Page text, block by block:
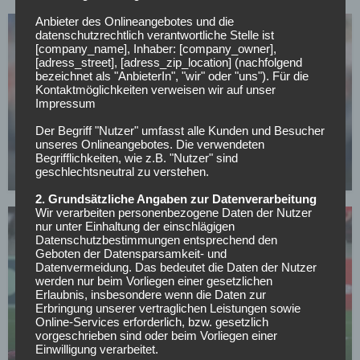
BUNDESLIGA
Courtois begrüßt Van Bommel als neuen Belgien-
Coach
27.07.2026
BUNDESLIGA
Champions-League-Quali: Dinamo Zagreb rettet
Remis, Crvena Zvezda und Sturm Graz mit Gala-
Auftritten
Anbieter des Onlineangebotes und die
datenschutzrechtlich verantwortliche Stelle ist
[company_name], Inhaber: [company_owner],
[adress_street], [adress_zip_location] (nachfolgend
bezeichnet als "AnbieterIn", "wir" oder "uns"). Für die
Kontaktmöglichkeiten verweisen wir auf unser
Impressum
Der Begriff "Nutzer" umfasst alle Kunden und Besucher
unseres Onlineangebotes. Die verwendeten
Begrifflichkeiten, wie z.B. "Nutzer" sind
geschlechtsneutral zu verstehen.
2. Grundsätzliche Angaben zur Datenverarbeitung
Wir verarbeiten personenbezogene Daten der Nutzer
nur unter Einhaltung der einschlägigen
Datenschutzbestimmungen entsprechend den
Geboten der Datensparsamkeit- und
Datenvermeidung. Das bedeutet die Daten der Nutzer
werden nur beim Vorliegen einer gesetzlichen
Erlaubnis, insbesondere wenn die Daten zur
Erbringung unserer vertraglichen Leistungen sowie
Online-Services erforderlich, bzw. gesetzlich
vorgeschrieben sind oder beim Vorliegen einer
Einwilligung verarbeitet.